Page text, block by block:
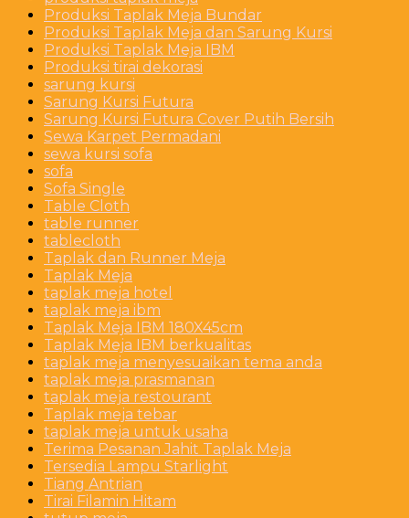
Produksi Taplak Meja Bundar
Produksi Taplak Meja dan Sarung Kursi
Produksi Taplak Meja IBM
Produksi tirai dekorasi
sarung kursi
Sarung Kursi Futura
Sarung Kursi Futura Cover Putih Bersih
Sewa Karpet Permadani
sewa kursi sofa
sofa
Sofa Single
Table Cloth
table runner
tablecloth
Taplak dan Runner Meja
Taplak Meja
taplak meja hotel
taplak meja ibm
Taplak Meja IBM 180X45cm
Taplak Meja IBM berkualitas
taplak meja menyesuaikan tema anda
taplak meja prasmanan
taplak meja restourant
Taplak meja tebar
taplak meja untuk usaha
Terima Pesanan Jahit Taplak Meja
Tersedia Lampu Starlight
Tiang Antrian
Tirai Filamin Hitam